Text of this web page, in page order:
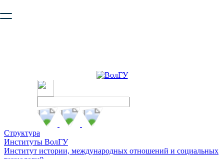
безопасную работу с сайтом. Пожалуйста
Структура
Институты ВолГУ
Институт истории, международных отношений и социальных